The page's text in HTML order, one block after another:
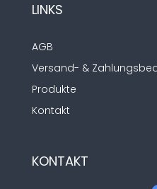
LINKS
AGB
Versand- &
Produkte
Kontakt
KONTAKT